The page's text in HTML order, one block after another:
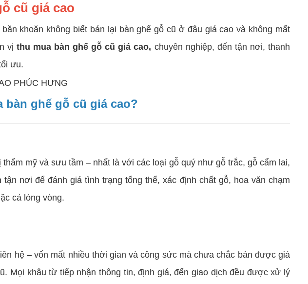
cũ giá cao
khoăn không biết bán lại bàn ghế gỗ cũ ở đâu giá cao và không mất
vị thu mua bàn ghế gỗ cũ giá cao, chuyên nghiệp, đến tận nơi, thanh
ưu.
ghế gỗ cũ giá cao?
mỹ và sưu tầm – nhất là với các loại gỗ quý như gỗ trắc, gỗ cẩm lai,
nơi để đánh giá tình trạng tổng thể, xác định chất gỗ, hoa văn chạm
cả lòng vòng.
hệ – vốn mất nhiều thời gian và công sức mà chưa chắc bán được giá
Mọi khâu từ tiếp nhận thông tin, định giá, đến giao dịch đều được xử lý